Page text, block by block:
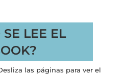
LEE EL
las páginas para ver el